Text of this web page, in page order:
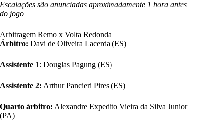
Escalações são anunciadas aproximadamente 1 hora antes
do jogo
Arbitragem Remo x Volta Redonda
Árbitro: Davi de Oliveira Lacerda (ES)
Assistente 1: Douglas Pagung (ES)
Assistente 2: Arthur Pancieri Pires (ES)
Quarto árbitro: Alexandre Expedito Vieira da Silva Junior
(PA)